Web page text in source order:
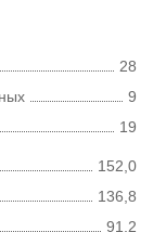
28
9
19
152,0
136,8
91,2